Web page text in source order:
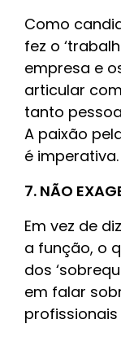
Como
fez o
empresa e
articular
tanto
A paixão
é imperativa.
7. NÃO
Em vez de
a função, o
dos
em falar